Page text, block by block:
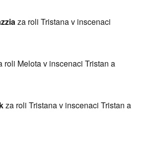
za roli Tristana v inscenaci
roli Melota v inscenaci Tristan a
za roli Tristana v inscenaci Tristan a